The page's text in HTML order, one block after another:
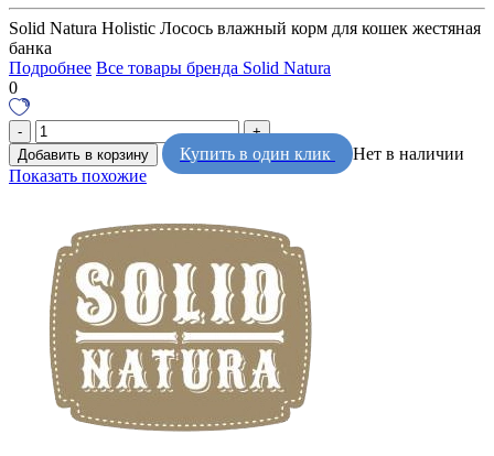
Solid Natura Holistic Лосось влажный корм для кошек жестяная
банка
Подробнее Все товары бренда Solid Natura
0
Добавить в корзину Купить в один клик
Нет в наличии
Показать похожие